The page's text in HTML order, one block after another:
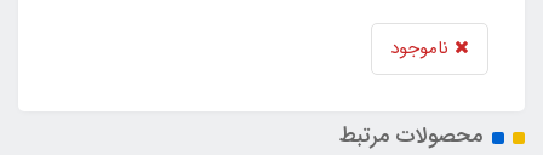
ناموجود
محصولات مرتبط